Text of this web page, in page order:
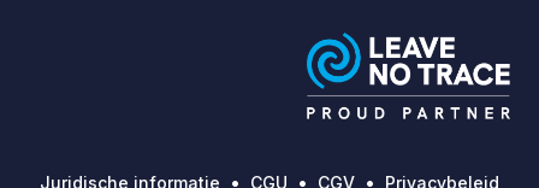
Juridische informatie CGU CGV Privacybeleid